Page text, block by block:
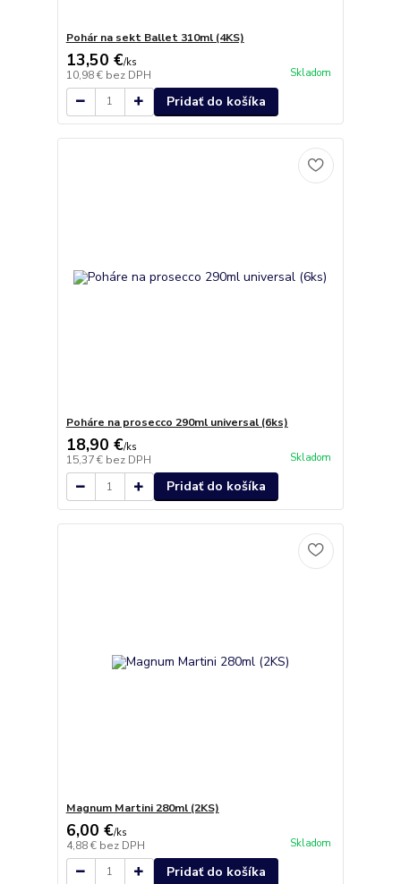
Pohár na sekt Ballet 310ml (4KS)
13,50 €/ks
10,98 € bez DPH Skladom
Pridať do košíka
Poháre na prosecco 290ml universal (6ks)
18,90 €/ks
15,37 € bez DPH Skladom
Pridať do košíka
Magnum Martini 280ml (2KS)
6,00 €/ks
4,88 € bez DPH Skladom
Pridať do košíka